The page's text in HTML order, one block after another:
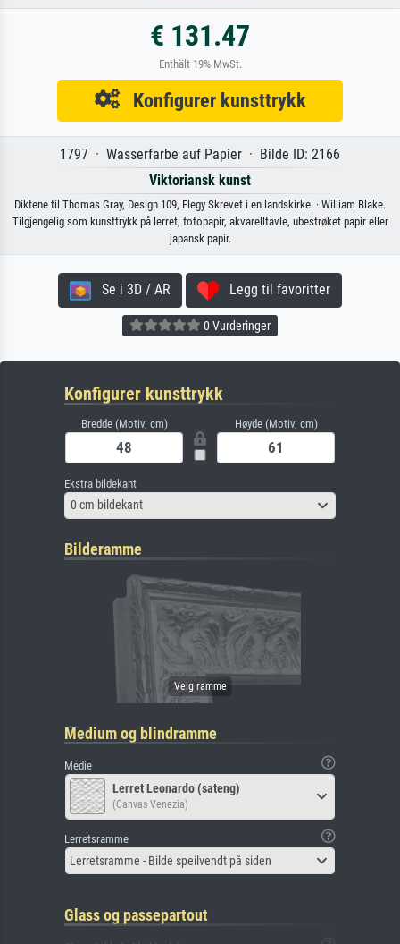
€ 131.47
Enthält 19% MwSt.
Konfigurer kunsttrykk
1797 · Wasserfarbe auf Papier · Bilde ID: 2166
Viktoriansk kunst
Diktene til Thomas Gray, Design 109, Elegy Skrevet i en landskirke. · William Blake.
Tilgjengelig som kunsttrykk på lerret, fotopapir, akvarelltavle, ubestrøket papir eller
japansk papir.
Se i 3D / AR Legg til favoritter
0 Vurderinger
Konfigurer kunsttrykk
Bredde (Motiv, cm) Høyde (Motiv, cm)
Ekstra bildekant
0 cm bildekant
Bilderamme
Medium og blindramme
Medie
Lerret Leonardo (sateng)
(Canvas Venezia)
Lerretsramme
Lerretsramme - Bilde speilvendt på siden
Glass og passepartout